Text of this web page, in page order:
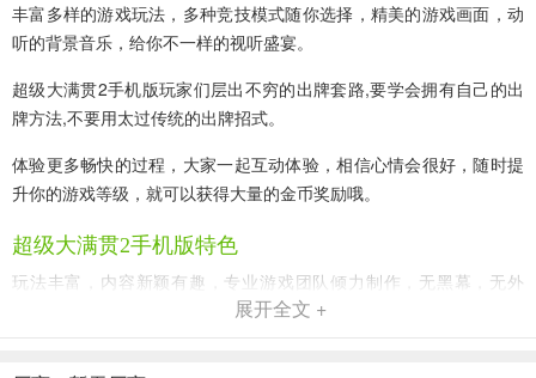
丰富多样的游戏玩法，多种竞技模式随你选择，精美的游戏画面，动
听的背景音乐，给你不一样的视听盛宴。
超级大满贯2手机版玩家们层出不穷的出牌套路,要学会拥有自己的出
牌方法,不要用太过传统的出牌招式。
体验更多畅快的过程，大家一起互动体验，相信心情会很好，随时提
升你的游戏等级，就可以获得大量的金币奖励哦。
超级大满贯2手机版特色
玩法丰富，内容新颖有趣，专业游戏团队倾力制作，无黑幕，无外
展开全文 +